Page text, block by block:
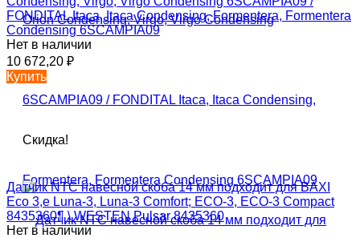
FONDITAL Itaca, Itaca Condensing, Formentera, Formentera
Condensing 6SCAMPIA09
Нет в наличии
10 672,20 ₽
Купить
Скидка!
Датчик NTC навесной скоба 14 мм подходит для BAXI
Eco 3,е Luna-3, Luna-3 Comfort; ECO-3, ECO-3 Compact
8435360¶ \ WESTEN Pulsar 8435360
Нет в наличии